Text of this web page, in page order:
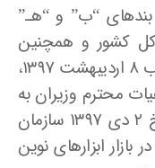
بندهای “ب” و “هـ”
۵ قانون بودجه سال ۱۳۹۷ کل کشور و همچنین
آیین نامه های اجرایی مربوطه، مصوب ۸ اردیبهشت ۱۳۹۷،
۱۳۹۷ و ۱۷ مهر ۱۳۹۷ هیات محترم وزیران به
استناد مجوز مشاره ۱۲۱/۷۳۲۴۷ مورخ ۲ دی ۱۳۹۷ سازمان
بازار ابزارهای نوین